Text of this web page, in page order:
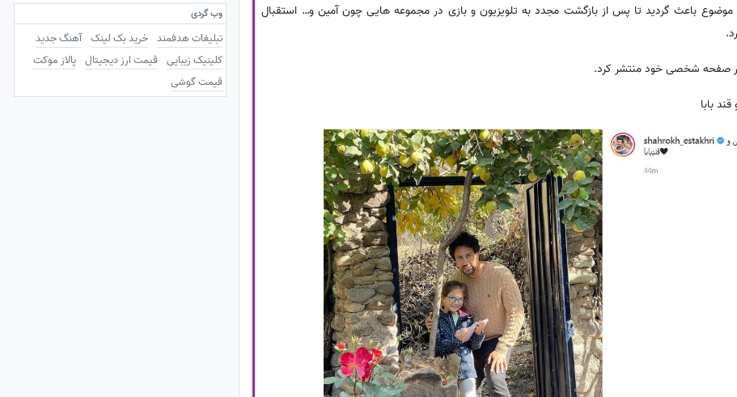
موضوع باعث گردید تا پس از بازگشت مجدد به تلویزیون و بازی در مجموعه هایی چون آمین و… استقبال
صفحه شخصی خود منتشر کرد.
بابا
وب گردی
تبلیغات هدفمند خرید بک لینک آهنگ جدید
کلینیک زیبایی قیمت ارز دیجیتال پالاز موکت
قیمت گوشی